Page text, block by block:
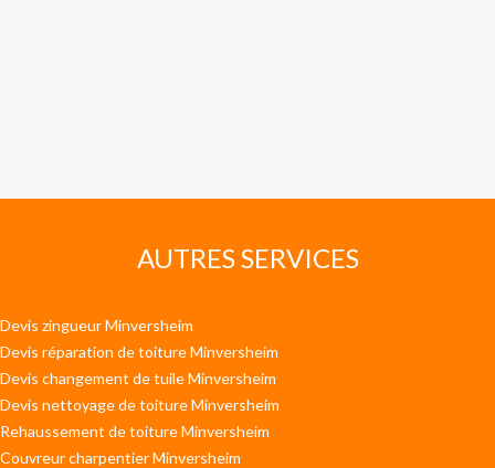
AUTRES SERVICES
Devis zingueur Minversheim
Devis réparation de toiture Minversheim
Devis changement de tuile Minversheim
Devis nettoyage de toiture Minversheim
Rehaussement de toiture Minversheim
Couvreur charpentier Minversheim